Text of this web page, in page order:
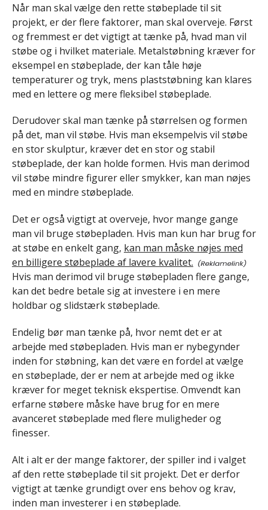
Når man skal vælge den rette støbeplade til sit
projekt, er der flere faktorer, man skal overveje. Først
og fremmest er det vigtigt at tænke på, hvad man vil
støbe og i hvilket materiale. Metalstøbning kræver for
eksempel en støbeplade, der kan tåle høje
temperaturer og tryk, mens plaststøbning kan klares
med en lettere og mere fleksibel støbeplade.
Derudover skal man tænke på størrelsen og formen
på det, man vil støbe. Hvis man eksempelvis vil støbe
en stor skulptur, kræver det en stor og stabil
støbeplade, der kan holde formen. Hvis man derimod
vil støbe mindre figurer eller smykker, kan man nøjes
med en mindre støbeplade.
Det er også vigtigt at overveje, hvor mange gange
man vil bruge støbepladen. Hvis man kun har brug for
at støbe en enkelt gang, kan man måske nøjes med
en billigere støbeplade af lavere kvalitet.
Hvis man derimod vil bruge støbepladen flere gange,
kan det bedre betale sig at investere i en mere
holdbar og slidstærk støbeplade.
Endelig bør man tænke på, hvor nemt det er at
arbejde med støbepladen. Hvis man er nybegynder
inden for støbning, kan det være en fordel at vælge
en støbeplade, der er nem at arbejde med og ikke
kræver for meget teknisk ekspertise. Omvendt kan
erfarne støbere måske have brug for en mere
avanceret støbeplade med flere muligheder og
finesser.
Alt i alt er der mange faktorer, der spiller ind i valget
af den rette støbeplade til sit projekt. Det er derfor
vigtigt at tænke grundigt over ens behov og krav,
inden man investerer i en støbeplade.